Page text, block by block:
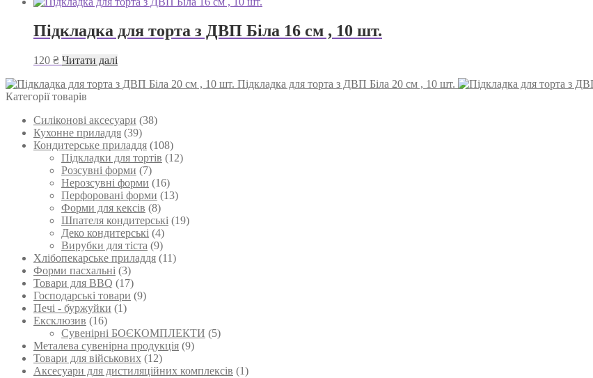
Підкладка для торта з ДВП Біла 16 см , 10 шт.
120 ₴ Читати далі
Підкладка для торта з ДВП Біла 20 см , 10 шт.
Категорії товарів
Силіконові аксесуари (38)
Кухонне приладдя (39)
Кондитерське приладдя (108)
Підкладки для тортів (12)
Розсувні форми (7)
Нерозсувні форми (16)
Перфоровані форми (13)
Форми для кексів (8)
Шпателя кондитерські (19)
Деко кондитерські (4)
Вирубки для тіста (9)
Хлібопекарське приладдя (11)
Форми пасхальні (3)
Товари для BBQ (17)
Господарські товари (9)
Печі - буржуйки (1)
Ексклюзив (16)
Сувенірні БОЄКОМПЛЕКТИ (5)
Металева сувенірна продукція (9)
Товари для військових (12)
Аксесуари для дистиляційних комплексів (1)